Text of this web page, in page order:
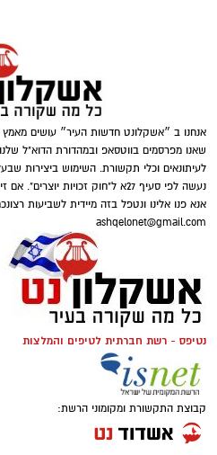
אנחנו ב ״אשקלונט חדשות העיר״ עושים מאמץ
שאנו מפרסמים בווטסאפ ובמהדורת הדוא"ל
לעיתונאים וכלי תקשורת. השימוש ביצירות
נעשה לפי סעיף 27א ל"חוק זכויות
אנא פנו אלינו ונטפל בזה מיידית לשביעות
ashqelonet@gmail.com
נטיפס - רשת חברתית לטיפים והמלצות
קבוצת התקשורת ומקומוני הרשת: